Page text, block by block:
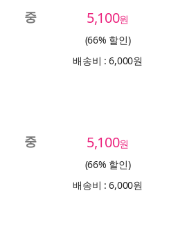
중 5,100원
(66% 할인)
배송비 : 6,000원
중 5,100원
(66% 할인)
배송비 : 6,000원